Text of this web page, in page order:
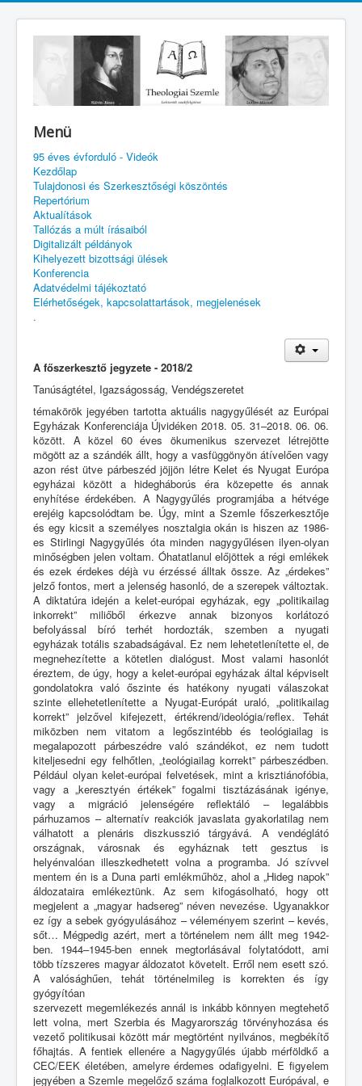
Menü
95 éves évforduló - Videók
Kezdőlap
Tulajdonosi és Szerkesztőségi köszöntés
Repertórium
Aktualítások
Tallózás a múlt írásaiból
Digitalizált példányok
Kihelyezett bizottsági ülések
Konferencia
Adatvédelmi tájékoztató
Elérhetőségek, kapcsolattartások, megjelenések
.
A főszerkesztő jegyzete - 2018/2
Tanúságtétel, Igazságosság, Vendégszeretet
témakörök jegyében tartotta aktuális nagygyűlését az Európai
Egyházak Konferenciája Újvidéken 2018. 05. 31–2018. 06. 06.
között. A közel 60 éves ökumenikus szervezet létrejötte
mögött az a szándék állt, hogy a vasfüggönyön átívelően vagy
azon rést ütve párbeszéd jöjjön létre Kelet és Nyugat Európa
egyházai között a hidegháborús éra közepette és annak
enyhítése érdekében. A Nagygyűlés programjába a hétvége
erejéig kapcsolódtam be. Úgy, mint a Szemle főszerkesztője
és egy kicsit a személyes nosztalgia okán is hiszen az 1986-
es Stirlingi Nagygyűlés óta minden nagygyűlésen ilyen-olyan
minőségben jelen voltam. Óhatatlanul előjöttek a régi emlékek
és ezek érdekes déjà vu érzéssé álltak össze. Az „érdekes”
jelző fontos, mert a jelenség hasonló, de a szerepek változtak.
A diktatúra idején a kelet-európai egyházak, egy „politikailag
inkorrekt” miliőből érkezve annak bizonyos korlátozó
befolyással bíró terhét hordozták, szemben a nyugati
egyházak totális szabadságával. Ez nem lehetetlenítette el, de
megnehezítette a kötetlen dialógust. Most valami hasonlót
éreztem, de úgy, hogy a kelet-európai egyházak által képviselt
gondolatokra való őszinte és hatékony nyugati válaszokat
szinte ellehetetlenítette a Nyugat-Európát uraló, „politikailag
korrekt” jelzővel kifejezett, értékrend/ideológia/reflex. Tehát
miközben nem vitatom a legőszintébb és teológiailag is
megalapozott párbeszédre való szándékot, ez nem tudott
kiteljesedni egy felhőtlen, „teológiailag korrekt” párbeszédben.
Például olyan kelet-európai felvetések, mint a krisztiánofóbia,
vagy a „keresztyén értékek” fogalmi tisztázásának igénye,
vagy a migráció jelenségére reflektáló – legalábbis
párhuzamos – alternatív reakciók javaslata gyakorlatilag nem
válhatott a plenáris diszkusszió tárgyává. A vendéglátó
országnak, városnak és egyháznak tett gesztus is
helyénvalóan illeszkedhetett volna a programba. Jó szívvel
mentem én is a Duna parti emlékműhöz, ahol a „Hideg napok”
áldozataira emlékeztünk. Az sem kifogásolható, hogy ott
megjelent a „magyar hadsereg” néven nevezése. Ugyanakkor
ez így a sebek gyógyulásához – véleményem szerint – kevés,
sőt… Mégpedig azért, mert a történelem nem állt meg 1942-
ben. 1944–1945-ben ennek megtorlásával folytatódott, ami
több tízszeres magyar áldozatot követelt. Erről nem esett szó.
A valósághűen, tehát történelmileg is korrekten és így
gyógyítóan
szervezett megemlékezés annál is inkább könnyen megtehető
lett volna, mert Szerbia és Magyarország törvényhozása és
vezető politikusai között már megtörtént nyilvános, megbékítő
főhajtás. A fentiek ellenére a Nagygyűlés újabb mérföldkő a
CEC/EEK életében, amelyre érdemes odafigyelni. E figyelem
jegyében a Szemle megelőző száma foglalkozott Európával, e